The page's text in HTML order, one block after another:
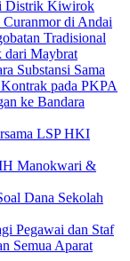
Distrik Kiwirok
di Andai
Tradisional
dari Maybrat
Substansi Sama
pada PKPA
ke Bandara
LSP HKI
Manokwari &
Dana Sekolah
Pegawai dan Staf
Semua Aparat